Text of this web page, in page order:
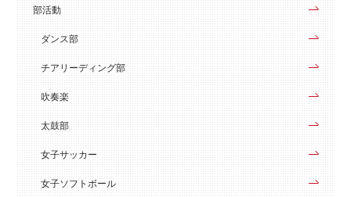
部活動
ダンス部
チアリーディング部
吹奏楽
太鼓部
女子サッカー
女子ソフトボール